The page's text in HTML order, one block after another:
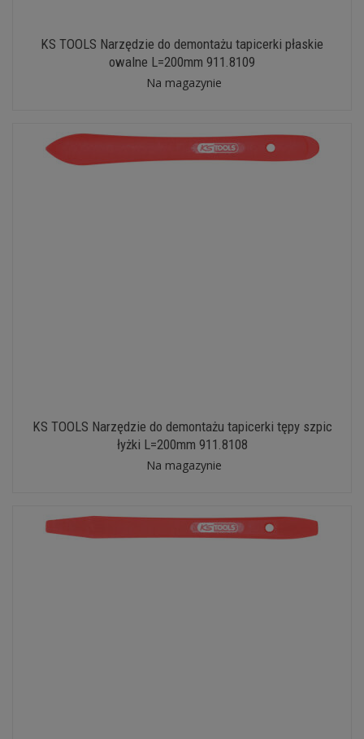
KS TOOLS Narzędzie do demontażu tapicerki płaskie
owalne L=200mm 911.8109
Na magazynie
KS TOOLS Narzędzie do demontażu tapicerki tępy szpic
łyżki L=200mm 911.8108
Na magazynie